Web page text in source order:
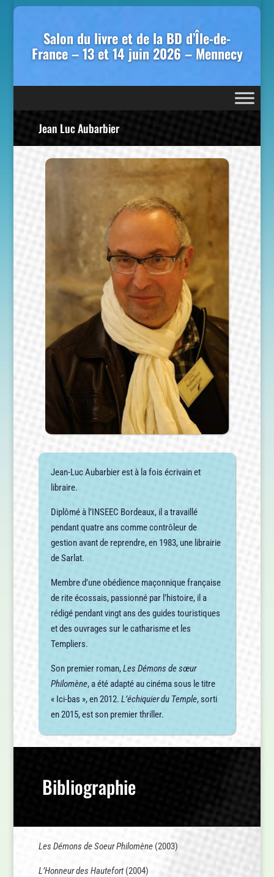
Salon du livre et de la BD d’Île-de-
France – 13 et 14 juin 2026 – Mennecy
Jean Luc Aubarbier
Jean-Luc Aubarbier est à la fois écrivain et
libraire.
Diplômé à l’INSEEC Bordeaux, il a travaillé
pendant quatre ans comme contrôleur de
gestion avant de reprendre, en 1983, une librairie
de Sarlat.
Membre d’une obédience maçonnique française
de rite écossais, passionné par l’histoire, il a
rédigé pendant vingt ans des guides touristiques
et des ouvrages sur le catharisme et les
Templiers.
Son premier roman,Les Démons de sœur
Philomène, a été adapté au cinéma sous le titre
« Ici-bas », en 2012. L’échiquier du Temple, sorti
en 2015, est son premier thriller.
Bibliographie
Les Démons de Soeur Philomène(2003)
L’Honneur des Hautefort(2004)